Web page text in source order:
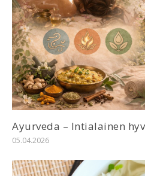
Ayurveda – Intialainen
05.04.2026